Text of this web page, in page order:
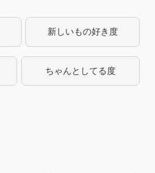
新しいもの好き度
ちゃんとしてる度